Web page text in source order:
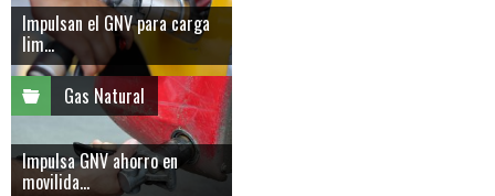
Impulsan el GNV para carga
lim...
Gas Natural
Impulsa GNV ahorro en
movilida...